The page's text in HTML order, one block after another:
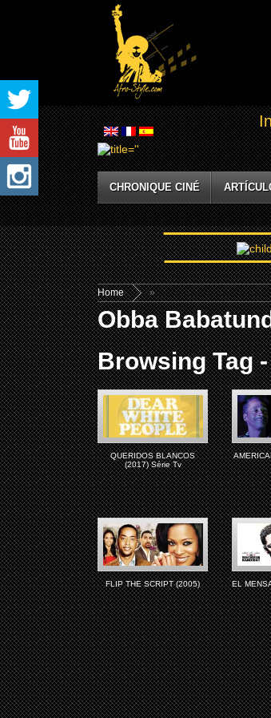
CHRONIQUE CINÉ
Home »
Obba
Browsing Tag
QUERIDOS BLANCOS
(2017) Série Tv
FLIP THE SCRIPT (2005)
EL